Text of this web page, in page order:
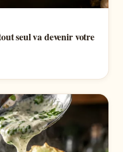
seul va devenir votre